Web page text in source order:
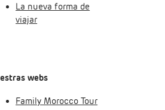
La nueva forma de
viajar
webs
Family Morocco Tour